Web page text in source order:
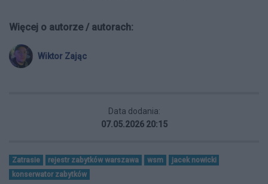
Więcej o autorze / autorach:
Wiktor Zając
Data dodania:
07.05.2026 20:15
Zatrasie rejestr zabytków warszawa wsm
jacek nowicki
konserwator zabytków